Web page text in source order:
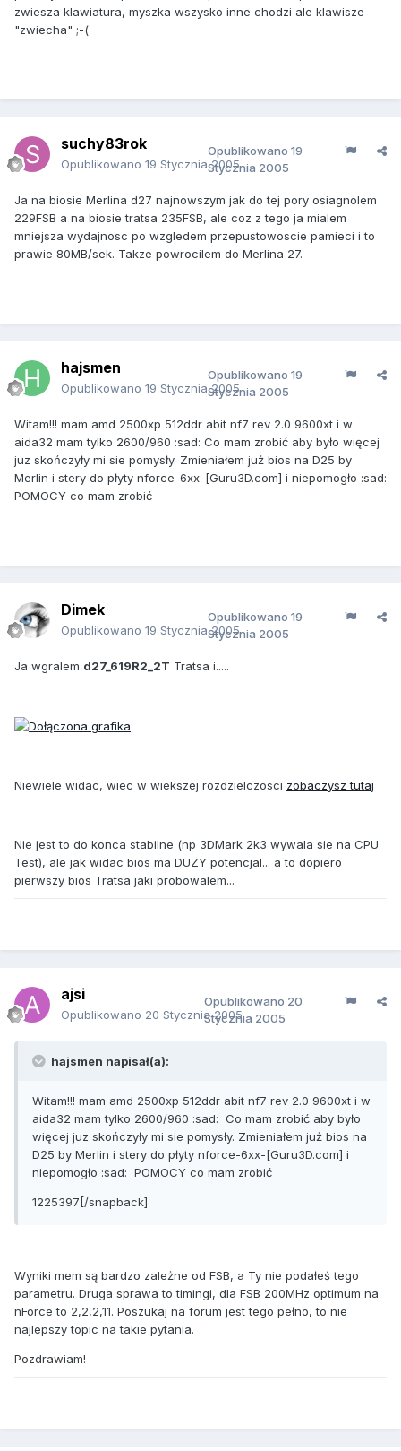
zwiesza klawiatura, myszka wszysko inne chodzi ale klawisze
"zwiecha" ;-(
suchy83rok
Opublikowano 19 Stycznia 2005
Opublikowano 19
Stycznia 2005
Ja na biosie Merlina d27 najnowszym jak do tej pory osiagnolem
229FSB a na biosie tratsa 235FSB, ale coz z tego ja mialem
mniejsza wydajnosc po wzgledem przepustowoscie pamieci i to
prawie 80MB/sek. Takze powrocilem do Merlina 27.
hajsmen
Opublikowano 19 Stycznia 2005
Opublikowano 19
Stycznia 2005
Witam!!! mam amd 2500xp 512ddr abit nf7 rev 2.0 9600xt i w
aida32 mam tylko 2600/960 :sad: Co mam zrobić aby było więcej
juz skończyły mi sie pomysły. Zmieniałem już bios na D25 by
Merlin i stery do płyty nforce-6xx-[Guru3D.com] i niepomogło :sad:
POMOCY co mam zrobić
Dimek
Opublikowano 19 Stycznia 2005
Opublikowano 19
Stycznia 2005
Ja wgralem d27_619R2_2T Tratsa i.....
Niewiele widac, wiec w wiekszej rozdzielczosci zobaczysz tutaj
Nie jest to do konca stabilne (np 3DMark 2k3 wywala sie na CPU
Test), ale jak widac bios ma DUZY potencjal... a to dopiero
pierwszy bios Tratsa jaki probowalem...
ajsi
Opublikowano 20 Stycznia 2005
Opublikowano 20
Stycznia 2005
hajsmen napisał(a):
Witam!!! mam amd 2500xp 512ddr abit nf7 rev 2.0 9600xt i w
aida32 mam tylko 2600/960 :sad: Co mam zrobić aby było
więcej juz skończyły mi sie pomysły. Zmieniałem już bios na
D25 by Merlin i stery do płyty nforce-6xx-[Guru3D.com] i
niepomogło :sad: POMOCY co mam zrobić
1225397[/snapback]
Wyniki mem są bardzo zależne od FSB, a Ty nie podałeś tego
parametru. Druga sprawa to timingi, dla FSB 200MHz optimum na
nForce to 2,2,2,11. Poszukaj na forum jest tego pełno, to nie
najlepszy topic na takie pytania.
Pozdrawiam!